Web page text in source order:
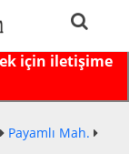
için iletişime
Payamlı Mah.